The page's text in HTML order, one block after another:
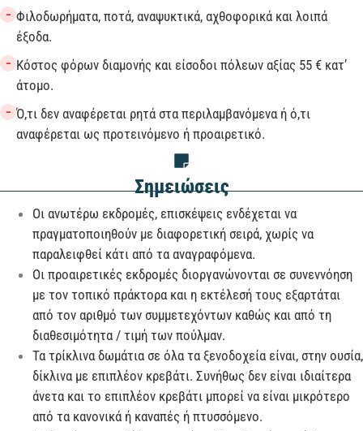
− Φιλοδωρήματα, ποτά, αναψυκτικά, αχθοφορικά και λοιπά
έξοδα.
− Κόστος φόρων διαμονής και είσοδοι πόλεων αξίας 55 € κατ’
άτομο.
− Ό,τι δεν αναφέρεται ρητά στα περιλαμβανόμενα ή ό,τι
αναφέρεται ως προτεινόμενο ή προαιρετικό.
Σημειώσεις
Οι ανωτέρω εκδρομές, επισκέψεις ενδέχεται να
πραγματοποιηθούν με διαφορετική σειρά, χωρίς να
παραλειφθεί κάτι από τα αναγραφόμενα.
Οι προαιρετικές εκδρομές διοργανώνονται σε συνεννόηση
με τον τοπικό πράκτορα και η εκτέλεσή τους εξαρτάται
από τον αριθμό των συμμετεχόντων καθώς και από τη
διαθεσιμότητα / τιμή των πούλμαν.
Τα τρίκλινα δωμάτια σε όλα τα ξενοδοχεία είναι, στην ουσία,
δίκλινα με επιπλέον κρεβάτι. Συνήθως δεν είναι ιδιαίτερα
άνετα και το επιπλέον κρεβάτι μπορεί να είναι μικρότερο
από τα κανονικά ή καναπές ή πτυσσόμενο.